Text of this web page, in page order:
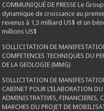
COMMUNIQUÉ DE PRESSE Le
dynamique de croissance au
revenus à 1,3 milliard US$ et un
millions US$
SOLLICITATION DE
COMPETENCES TECHNIQUES DU
DE LA GEOLOGIE (MMG)
SOLLICITATION DE
CABINET POUR L’ELABORATION
ADMINISTRATIVES, FINANCIERES,
MARCHES DU PROJET DE